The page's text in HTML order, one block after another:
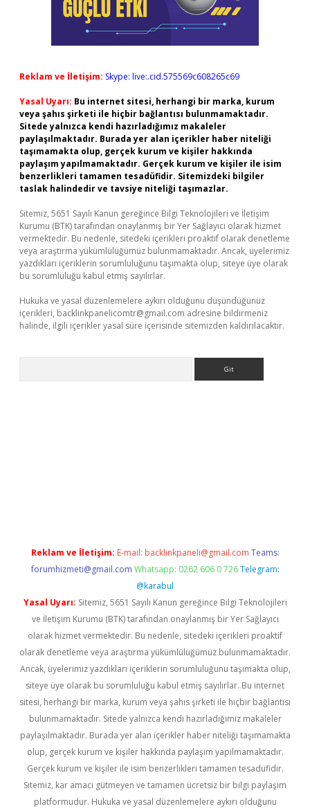
Reklam ve İletişim: Skype: live:.cid.575569c608265c69
Yasal Uyarı: Bu internet sitesi, herhangi bir marka, kurum
veya şahıs şirketi ile hiçbir bağlantısı bulunmamaktadır.
Sitede yalnızca kendi hazırladığımız makaleler
paylaşılmaktadır. Burada yer alan içerikler haber niteliği
taşımamakta olup, gerçek kurum ve kişiler hakkında
paylaşım yapılmamaktadır. Gerçek kurum ve kişiler ile isim
benzerlikleri tamamen tesadüfidir. Sitemizdeki bilgiler
taslak halindedir ve tavsiye niteliği taşımazlar.
Sitemiz, 5651 Sayılı Kanun gereğince Bilgi Teknolojileri ve İletişim
Kurumu (BTK) tarafından onaylanmış bir Yer Sağlayıcı olarak hizmet
vermektedir. Bu nedenle, sitedeki içerikleri proaktif olarak denetleme
veya araştırma yükümlülüğümüz bulunmamaktadır. Ancak, üyelerimiz
yazdıkları içeriklerin sorumluluğunu taşımakta olup, siteye üye olarak
bu sorumluluğu kabul etmiş sayılırlar.
Hukuka ve yasal düzenlemelere aykırı olduğunu düşündüğünüz
içerikleri, backlinkpanelicomtr@gmail.com adresine bildirmeniz
halinde, ilgili içerikler yasal süre içerisinde sitemizden kaldırılacaktır.
Reklam ve İletişim: E-mail: backlinkpaneli@gmail.com Teams:
forumhizmeti@gmail.com Whatsapp: 0262 606 0 726 Telegram:
@karabul
Yasal Uyarı: Sitemiz, 5651 Sayılı Kanun gereğince Bilgi Teknolojileri
ve İletişim Kurumu (BTK) tarafından onaylanmış bir Yer Sağlayıcı
olarak hizmet vermektedir. Bu nedenle, sitedeki içerikleri proaktif
olarak denetleme veya araştırma yükümlülüğümüz bulunmamaktadır.
Ancak, üyelerimiz yazdıkları içeriklerin sorumluluğunu taşımakta olup,
siteye üye olarak bu sorumluluğu kabul etmiş sayılırlar. Bu internet
sitesi, herhangi bir marka, kurum veya şahıs şirketi ile hiçbir bağlantısı
bulunmamaktadır. Sitede yalnızca kendi hazırladığımız makaleler
paylaşılmaktadır. Burada yer alan içerikler haber niteliği taşımamakta
olup, gerçek kurum ve kişiler hakkında paylaşım yapılmamaktadır.
Gerçek kurum ve kişiler ile isim benzerlikleri tamamen tesadüfidir.
Sitemiz, kar amacı gütmeyen ve tamamen ücretsiz bir bilgi paylaşım
platformudur. Hukuka ve yasal düzenlemelere aykırı olduğunu